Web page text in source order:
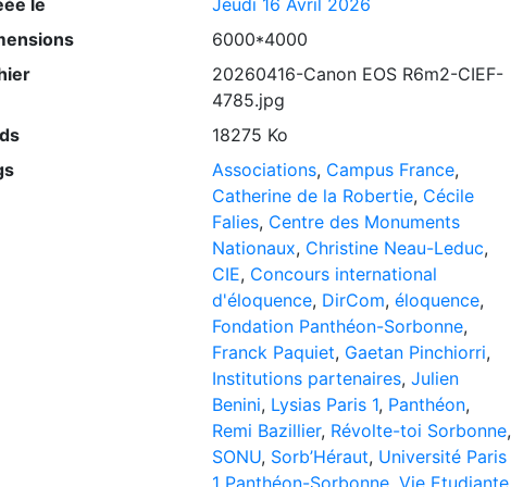
le
Jeudi 16 Avril 2026
6000*4000
20260416-Canon EOS R6m2-CIEF-
4785.jpg
18275 Ko
Associations, Campus France,
Catherine de la Robertie, Cécile
Falies, Centre des Monuments
Nationaux, Christine Neau-Leduc,
CIE, Concours international
d'éloquence, DirCom, éloquence,
Fondation Panthéon-Sorbonne,
Franck Paquiet, Gaetan Pinchiorri,
Institutions partenaires, Julien
Benini, Lysias Paris 1, Panthéon,
Remi Bazillier, Révolte-toi Sorbonne,
SONU, Sorb’Héraut, Université Paris
1 Panthéon-Sorbonne Vie Etudiante